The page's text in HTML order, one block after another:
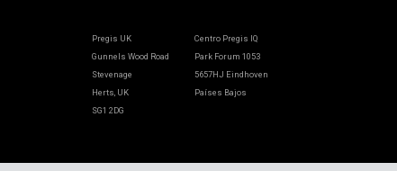
Pregis UK
Gunnels Wood Road
Stevenage
Herts, UK
SG1 2DG
Centro Pregis IQ
Park Forum 1053
5657HJ Eindhoven
Países Bajos